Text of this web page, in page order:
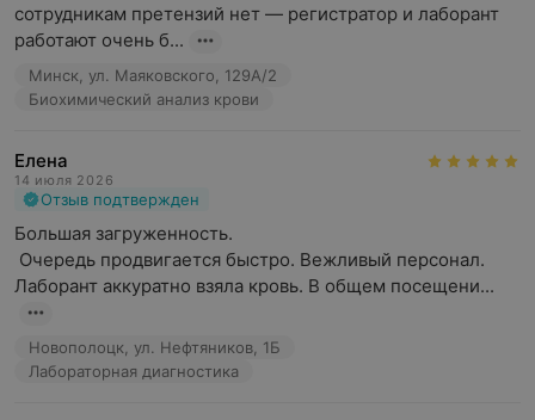
сотрудникам претензий нет — регистратор и лаборант
работают очень б...
Минск, ул. Маяковского, 129А/2
Биохимический анализ крови
Елена
14 июля 2026
Отзыв подтвержден
Большая загруженность.
Лаборант аккуратно взяла кровь. В общем посещени...
Новополоцк, ул. Нефтяников, 1Б
Лабораторная диагностика